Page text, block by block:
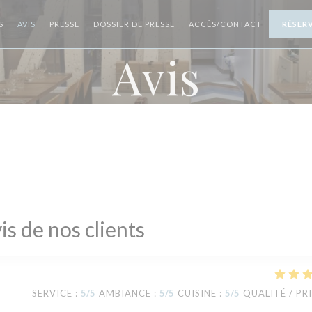
AVIS PRESSE DOSSIER DE PRESSE ACCÈS/CONTACT
Avis
de nos clients
SERVICE : 5/5 AMBIANCE : 5/5 CUISINE : 5/5 QUALITÉ /